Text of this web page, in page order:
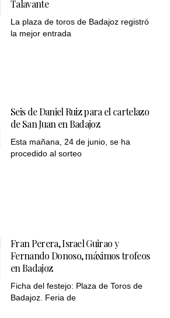
Talavante
La plaza de toros de Badajoz registró
la mejor entrada
Seis de Daniel Ruiz para el cartelazo
de San Juan en Badajoz
Esta mañana, 24 de junio, se ha
procedido al sorteo
Fran Perera, Israel Guirao y
Fernando Donoso, máximos trofeos
en Badajoz
Ficha del festejo: Plaza de Toros de
Badajoz. Feria de